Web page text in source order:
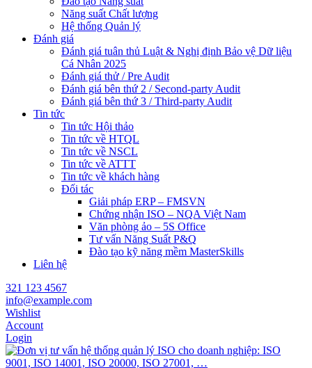
Năng suất Chất lượng
Hệ thống Quản lý
Đánh giá
Đánh giá tuân thủ Luật & Nghị định Bảo vệ Dữ liệu
Cá Nhân 2025
Đánh giá thử / Pre Audit
Đánh giá bên thứ 2 / Second-party Audit
Đánh giá bên thứ 3 / Third-party Audit
Tin tức
Tin tức Hội thảo
Tin tức về HTQL
Tin tức về NSCL
Tin tức về ATTT
Tin tức về khách hàng
Đối tác
Giải pháp ERP – FMSVN
Chứng nhận ISO – NQA Việt Nam
Văn phòng ảo – 5S Office
Tư vấn Năng Suất P&Q
Đào tạo kỹ năng mềm MasterSkills
Liên hệ
321 123 4567
info@example.com
Wishlist
Account
Login